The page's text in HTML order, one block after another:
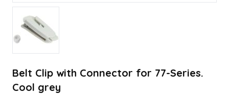
Belt Clip with Connector for 77-Series.
Cool grey